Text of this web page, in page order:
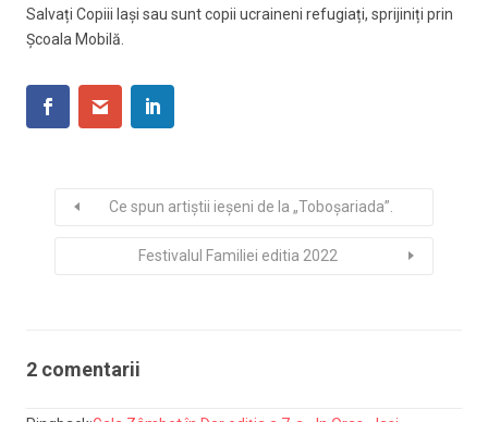
Salvați Copiii Iași sau sunt copii ucraineni refugiați, sprijiniți prin
Școala Mobilă.
Ce spun artiștii ieșeni de la „Toboșariada”.
Festivalul Familiei editia 2022
2 comentarii